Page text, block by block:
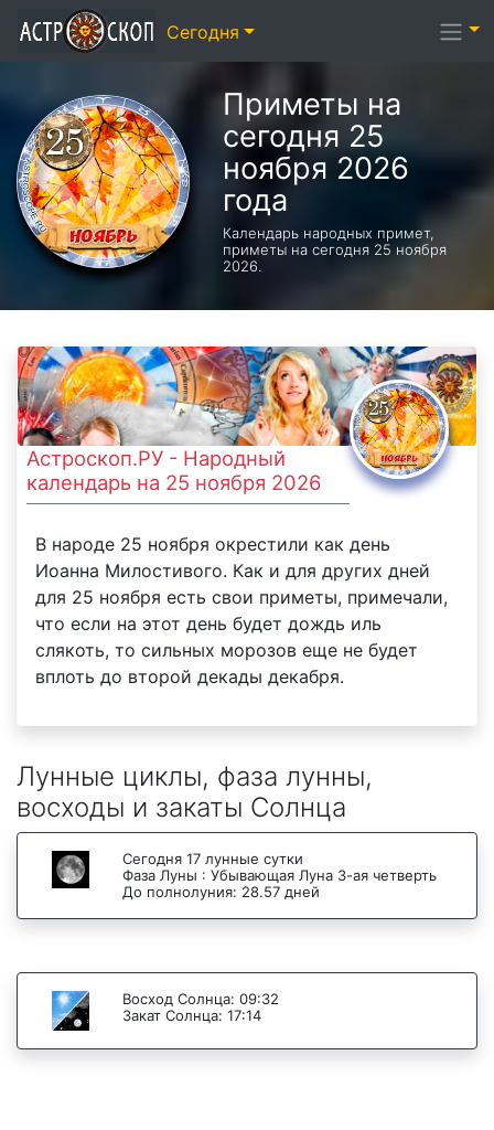
Приметы на
сегодня 25
ноября 2026
года
Календарь народных примет,
приметы на сегодня 25 ноября
2026.
Астроскоп.РУ - Народный
календарь на 25 ноября 2026
В народе 25 ноября окрестили как день
Иоанна Милостивого. Как и для других дней
для 25 ноября есть свои приметы, примечали,
что если на этот день будет дождь иль
слякоть, то сильных морозов еще не будет
вплоть до второй декады декабря.
Лунные циклы, фаза лунны,
восходы и закаты Солнца
Сегодня 17 лунные сутки
Фаза Луны : Убывающая Луна 3-ая четверть
До полнолуния: 28.57 дней
Восход Солнца: 09:32
Закат Солнца: 17:14
Сегодня